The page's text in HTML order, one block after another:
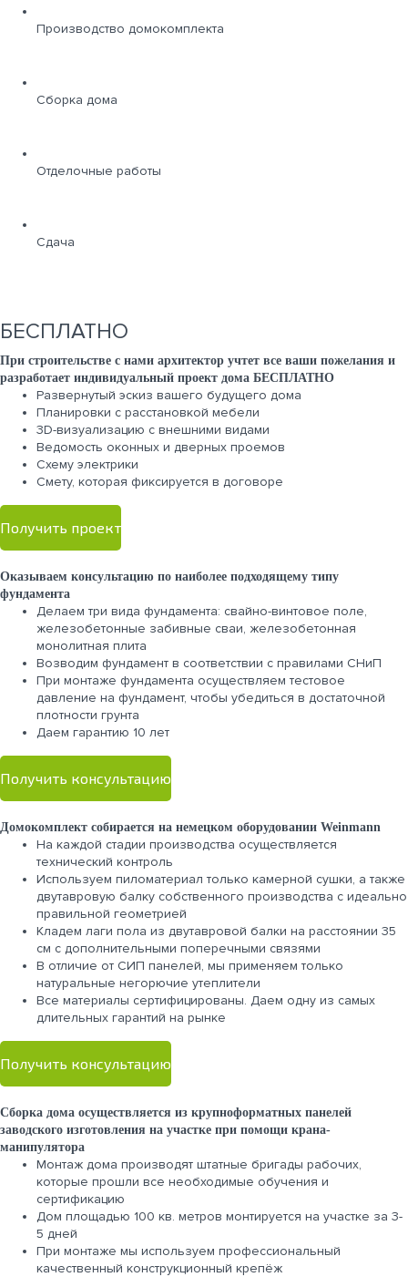
Производство домокомплекта
Сборка дома
Отделочные работы
Сдача
БЕСПЛАТНО
При строительстве с нами архитектор учтет все ваши пожелания и
разработает индивидуальный проект дома БЕСПЛАТНО
Развернутый эскиз вашего будущего дома
Планировки с расстановкой мебели
3D-визуализацию с внешними видами
Ведомость оконных и дверных проемов
Cхему электрики
Cмету, которая фиксируется в договоре
Получить проект
Оказываем консультацию по наиболее подходящему типу
фундамента
Делаем три вида фундамента: свайно-винтовое поле,
железобетонные забивные сваи, железобетонная
монолитная плита
Возводим фундамент в соответствии с правилами СНиП
При монтаже фундамента осуществляем тестовое
давление на фундамент, чтобы убедиться в достаточной
плотности грунта
Даем гарантию 10 лет
Получить консультацию
Домокомплект собирается на немецком оборудовании Weinmann
На каждой стадии производства осуществляется
технический контроль
Используем пиломатериал только камерной сушки, а также
двутавровую балку собственного производства с идеально
правильной геометрией
Кладем лаги пола из двутавровой балки на расстоянии 35
см с дополнительными поперечными связями
В отличие от СИП панелей, мы применяем только
натуральные негорючие утеплители
Все материалы сертифицированы. Даем одну из самых
длительных гарантий на рынке
Получить консультацию
Сборка дома осуществляется из крупноформатных панелей
заводского изготовления на участке при помощи крана-
манипулятора
Монтаж дома производят штатные бригады рабочих,
которые прошли все необходимые обучения и
сертификацию
Дом площадью 100 кв. метров монтируется на участке за 3-
5 дней
При монтаже мы используем профессиональный
качественный конструкционный крепёж